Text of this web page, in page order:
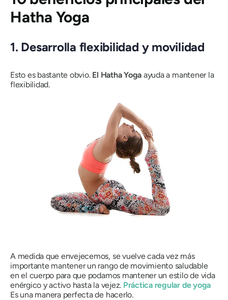
Hatha Yoga
1. Desarrolla flexibilidad y movilidad
Esto es bastante obvio. El HathaYoga ayuda a mantener la
flexibilidad.
A medida que envejecemos, se vuelve cada vez más
importante mantener un rango de movimiento saludable
en el cuerpo para que podamos mantener un estilo de vida
enérgico y activo hasta la vejez. Práctica regular de yoga
Es una manera perfecta de hacerlo.